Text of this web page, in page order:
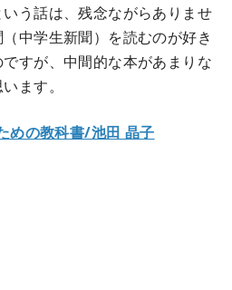
う話は、残念ながらありませ
中学生新聞）を読むのが好き
すが、中間的な本があまりな
ます。
めの教科書/池田 晶子